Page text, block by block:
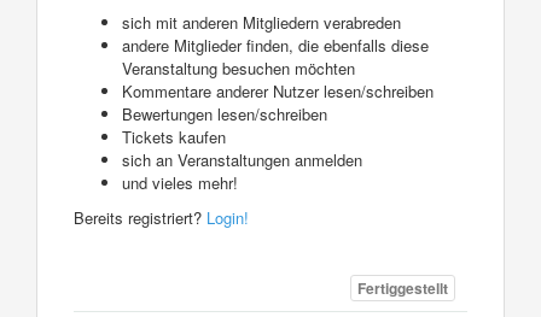
sich mit anderen Mitgliedern verabreden
andere Mitglieder finden, die ebenfalls diese
Veranstaltung besuchen möchten
Kommentare anderer Nutzer lesen/schreiben
Bewertungen lesen/schreiben
Tickets kaufen
sich an Veranstaltungen anmelden
und vieles mehr!
Bereits registriert? Login!
Fertiggestellt